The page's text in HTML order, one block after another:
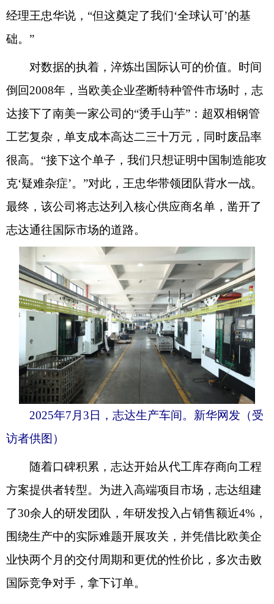
经理王忠华说，“但这奠定了我们‘全球认可’的基
础。”
对数据的执着，淬炼出国际认可的价值。时间
倒回2008年，当欧美企业垄断特种管件市场时，志
达接下了南美一家公司的“烫手山芋”：超双相钢管
工艺复杂，单支成本高达二三十万元，同时废品率
很高。“接下这个单子，我们只想证明中国制造能攻
克‘疑难杂症’。”对此，王忠华带领团队背水一战。
最终，该公司将志达列入核心供应商名单，凿开了
志达通往国际市场的道路。
2025年7月3日，志达生产车间。新华网发（受
访者供图）
随着口碑积累，志达开始从代工库存商向工程
方案提供者转型。为进入高端项目市场，志达组建
了30余人的研发团队，年研发投入占销售额近4%，
围绕生产中的实际难题开展攻关，并凭借比欧美企
业快两个月的交付周期和更优的性价比，多次击败
国际竞争对手，拿下订单。